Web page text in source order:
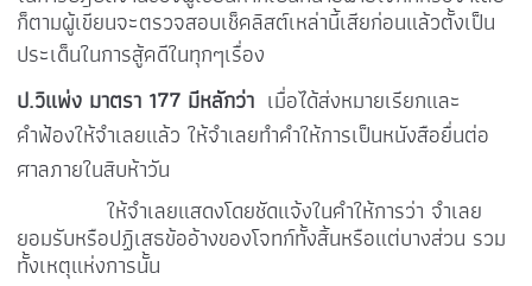
ก็ตามผู้เขียนจะตรวจสอบเช็คลิสต์เหล่านี้เสียก่อนแล้วตั้งเป็น
ประเด็นในการสู้คดีในทุกๆเรื่อง
ป.วิแพ่ง มาตรา 177 มีหลักว่า เมื่อได้ส่งหมายเรียกและ
คำฟ้องให้จำเลยแล้ว ให้จำเลยทำคำให้การเป็นหนังสือยื่นต่อ
ศาลภายในสิบห้าวัน
ให้จำเลยแสดงโดยชัดแจ้งในคำให้การว่า จำเลย
ยอมรับหรือปฏิเสธข้ออ้างของโจทก์ทั้งสิ้นหรือแต่บางส่วน รวม
ทั้งเหตุแห่งการนั้น